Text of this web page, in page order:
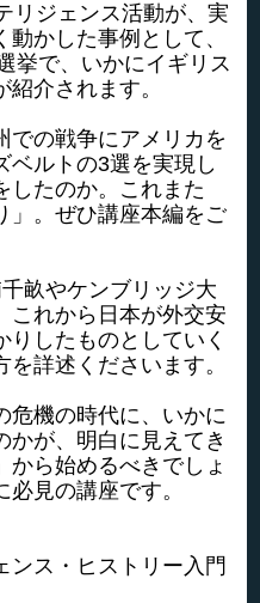
リジェンス活動が、実
かした事例として、
挙で、いかにイギリス
介されます。
での戦争にアメリカを
ベルトの3選を実現し
したのか。これまた
」。ぜひ講座本編をご
畝やケンブリッジ大
これから日本が外交安
したものとしていく
詳述くださいます。
危機の時代に、いかに
かが、明白に見えてき
から始めるべきでしょ
見の講座です。
ス・ヒストリー入門